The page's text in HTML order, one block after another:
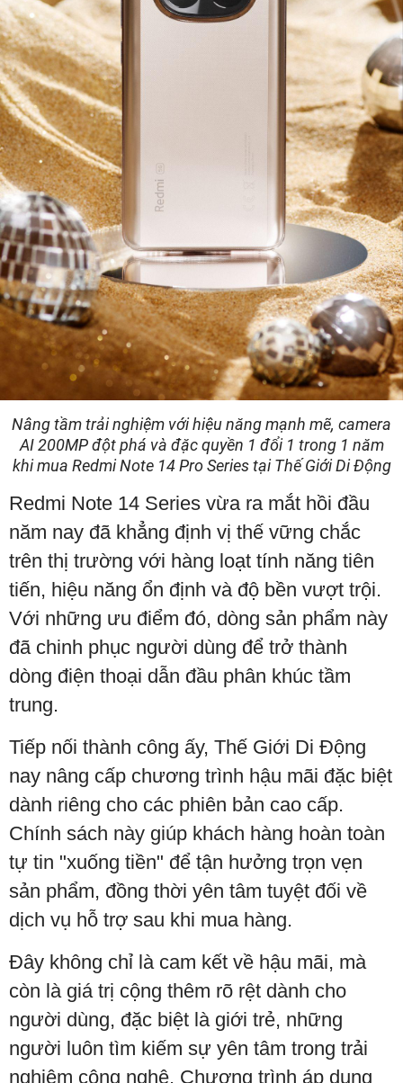
Nâng tầm trải nghiệm với hiệu năng mạnh mẽ, camera
AI 200MP đột phá và đặc quyền 1 đổi 1 trong 1 năm
khi mua Redmi Note 14 Pro Series tại Thế Giới Di Động
Redmi Note 14 Series vừa ra mắt hồi đầu
năm nay đã khẳng định vị thế vững chắc
trên thị trường với hàng loạt tính năng tiên
tiến, hiệu năng ổn định và độ bền vượt trội.
Với những ưu điểm đó, dòng sản phẩm này
đã chinh phục người dùng để trở thành
dòng điện thoại dẫn đầu phân khúc tầm
trung.
Tiếp nối thành công ấy, Thế Giới Di Động
nay nâng cấp chương trình hậu mãi đặc biệt
dành riêng cho các phiên bản cao cấp.
Chính sách này giúp khách hàng hoàn toàn
tự tin "xuống tiền" để tận hưởng trọn vẹn
sản phẩm, đồng thời yên tâm tuyệt đối về
dịch vụ hỗ trợ sau khi mua hàng.
Đây không chỉ là cam kết về hậu mãi, mà
còn là giá trị cộng thêm rõ rệt dành cho
người dùng, đặc biệt là giới trẻ, những
người luôn tìm kiếm sự yên tâm trong trải
nghiệm công nghệ. Chương trình áp dụng